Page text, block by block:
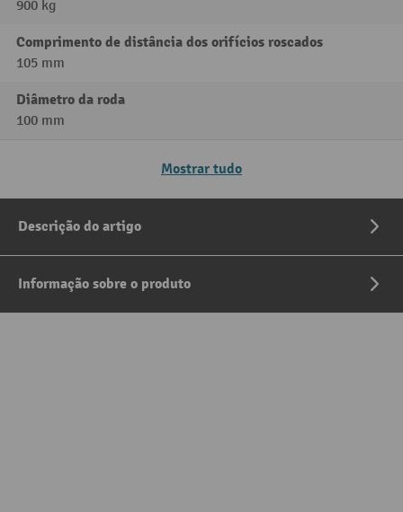
900 kg
Comprimento de distância dos orifícios roscados
105 mm
Diâmetro da roda
100 mm
Mostrar tudo
Descrição do artigo
Informação sobre o produto